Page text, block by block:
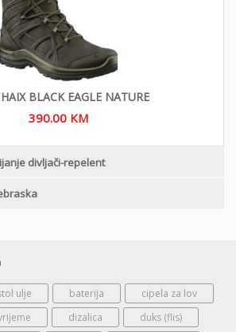
BLACK EAGLE NATURE
390.00 KM
divljači-repelent
ulje baterija
cipela za lov
dizalica
duks (flis)